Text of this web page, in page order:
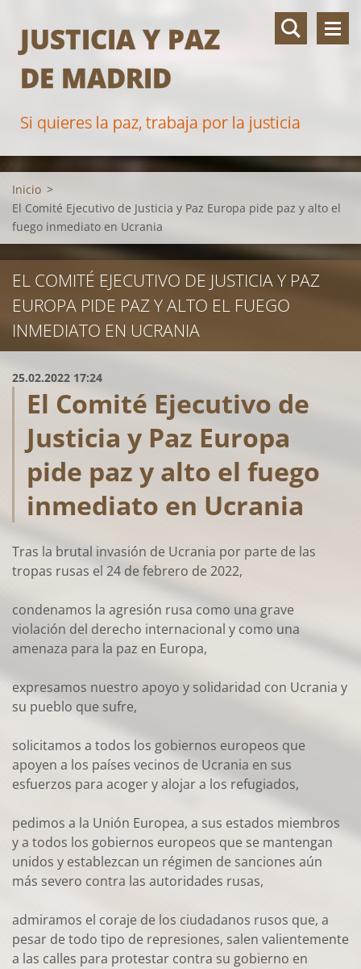
JUSTICIA Y PAZ
DE MADRID
Si quieres la paz, trabaja por la justicia
Inicio >
El Comité Ejecutivo de Justicia y Paz Europa pide paz y alto el
fuego inmediato en Ucrania
EL COMITÉ EJECUTIVO DE JUSTICIA Y PAZ
EUROPA PIDE PAZ Y ALTO EL FUEGO
INMEDIATO EN UCRANIA
25.02.2022 17:24
El Comité Ejecutivo de
Justicia y Paz Europa
pide paz y alto el fuego
inmediato en Ucrania
Tras la brutal invasión de Ucrania por parte de las
tropas rusas el 24 de febrero de 2022,
condenamos la agresión rusa como una grave
violación del derecho internacional y como una
amenaza para la paz en Europa,
expresamos nuestro apoyo y solidaridad con Ucrania y
su pueblo que sufre,
solicitamos a todos los gobiernos europeos que
apoyen a los países vecinos de Ucrania en sus
esfuerzos para acoger y alojar a los refugiados,
pedimos a la Unión Europea, a sus estados miembros
y a todos los gobiernos europeos que se mantengan
unidos y establezcan un régimen de sanciones aún
más severo contra las autoridades rusas,
admiramos el coraje de los ciudadanos rusos que, a
pesar de todo tipo de represiones, salen valientemente
a las calles para protestar contra su gobierno en